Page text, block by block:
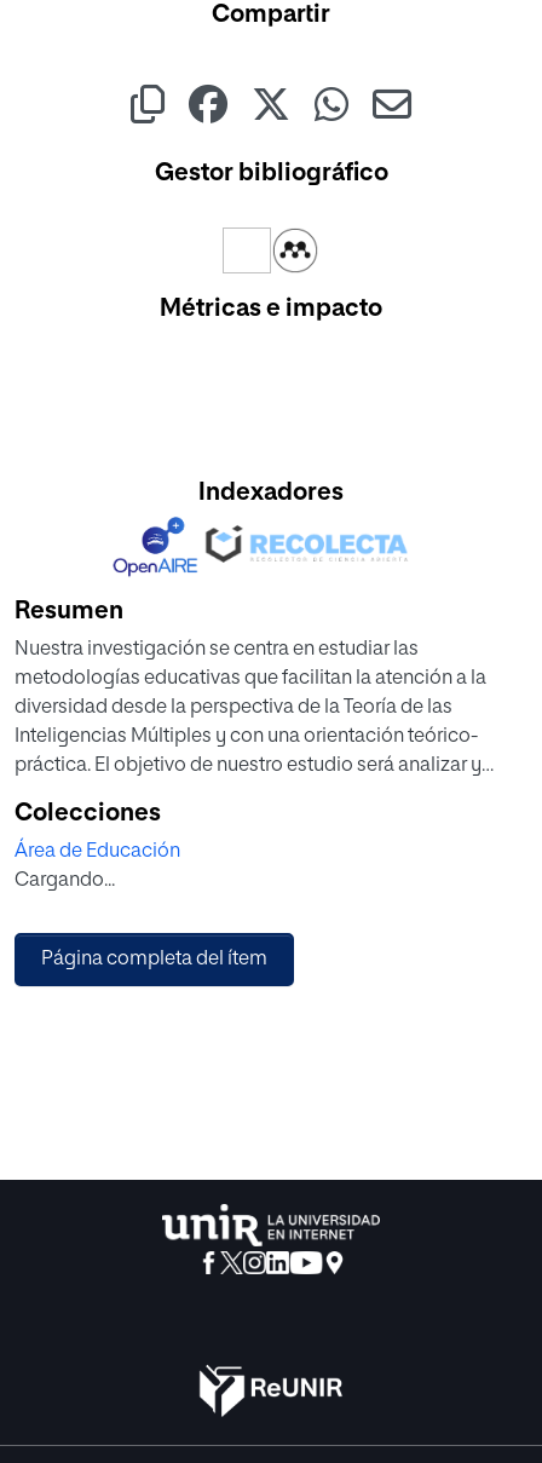
Compartir
Gestor bibliográfico
Métricas e impacto
Indexadores
Resumen
Nuestra investigación se centra en estudiar las
metodologías educativas que facilitan la atención a la
diversidad desde la perspectiva de la Teoría de las
Inteligencias Múltiples y con una orientación teórico-
práctica. El objetivo de nuestro estudio será analizar y
facilitan la atención a la diversidad dentro del aula, así
como analizar el marco que ofrece la Teoría de las
Inteligencias Múltiples para atender a la diversidad. A partir
que nos permitirá conocer la opinión de algunos docentes
respecto al grado de eficacia de materiales, estrategias
Colecciones
Área de Educación
Cargando...
Página completa del ítem